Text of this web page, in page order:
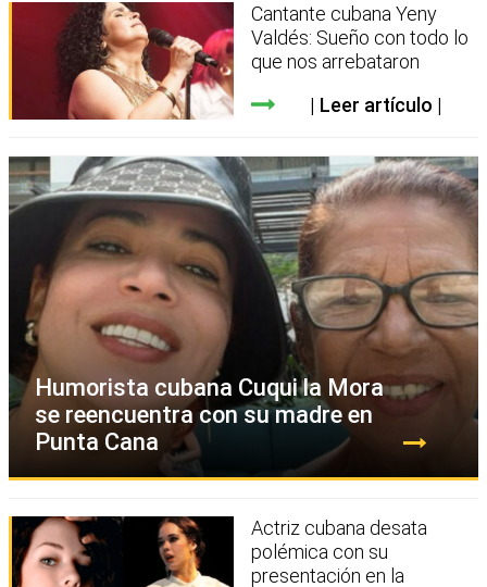
Cantante cubana Yeny
Valdés: Sueño con todo lo
que nos arrebataron
Leer artículo
Humorista cubana Cuqui la Mora
se reencuentra con su madre en
Punta Cana
Actriz cubana desata
polémica con su
presentación en la